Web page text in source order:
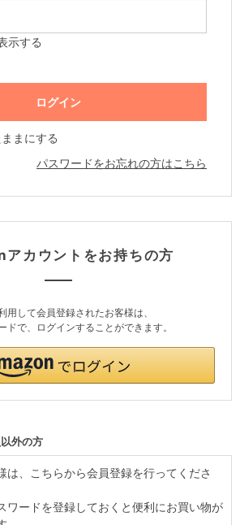
示する
まにする
パスワードをお忘れの方はこちら
カウントをお持ちの方
して会員登録されたお客様は、
で、ログインすることができます。
外の方
は、こちらから会員登録を行ってくださ
ワードを登録しておくと便利にお買い物が